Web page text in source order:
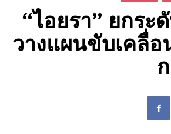
“ไอยรา” ยกระ
วางแผนขับเคลื่